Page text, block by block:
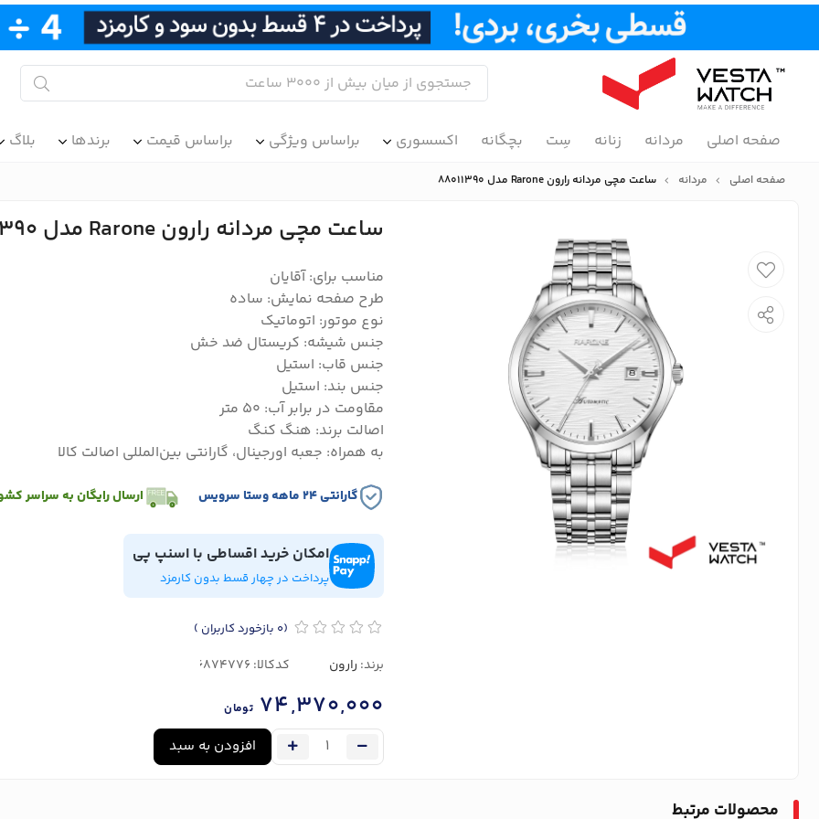
صفحه اصلی مردانه زنانه سِت بچگانه اکسسوری براساس ویژگی براساس قیمت برندها بلاگ
صفحه اصلی مردانه ساعت مچی مردانه رارون Rarone مدل 88011390
ساعت مچی مردانه رارون Rarone مدل 88011390
مناسب برای: آقایان
طرح صفحه نمایش: ساده
نوع موتور: اتوماتیک
جنس شیشه: کریستال ضد خش
جنس قاب: استیل
جنس بند: استیل
مقاومت در برابر آب: 50 متر
اصالت برند: هنگ کنگ
به همراه: جعبه اورجینال، گارانتی بین‌المللی اصالت کالا
گارانتی ۲۴ ماهه وستا سرویس ارسال رایگان به سراسر
امکان خرید اقساطی با اسنپ پی
پرداخت در چهار قسط بدون کارمزد
(0 بازخورد کاربران )
برند: رارون کدکالا:
74,370,000 تومان
افزودن به سبد
محصولات مرتبط